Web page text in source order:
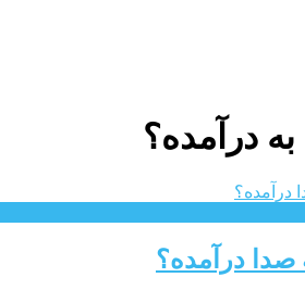
به درآمده؟
درآمده؟